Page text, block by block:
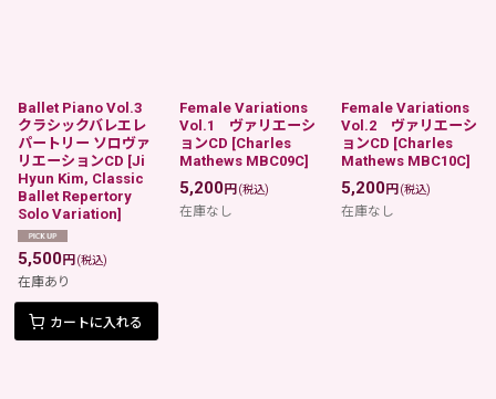
Ballet Piano Vol.3
クラシックバレエレ
パートリー ソロヴァ
リエーションCD [Ji
Hyun Kim, Classic
Ballet Repertory
Solo Variation]
5,500円 (税込)
在庫あり
カートに入れる
Female Variations
Vol.1 ヴァリエーシ
ョンCD [Charles
Mathews MBC09C]
5,200円 (税込)
在庫なし
Female Variations
Vol.2 ヴァリエーシ
ョンCD [Charles
Mathews MBC10C]
5,200円 (税込)
在庫なし